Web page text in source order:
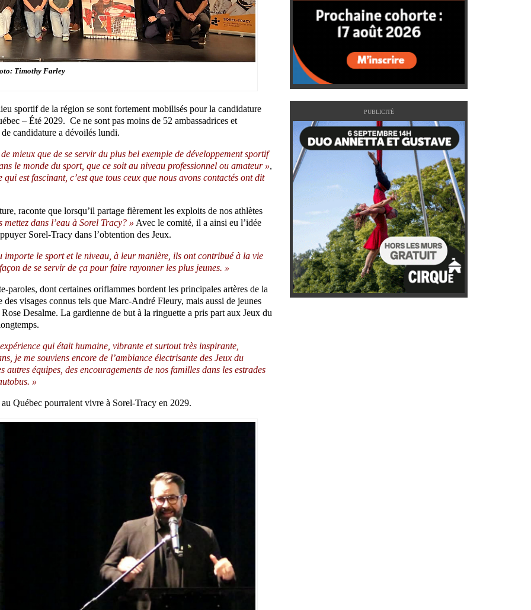
Timothy Farley
sportif de la région se sont fortement mobilisés pour la candidature
– Été 2029. Ce ne sont pas moins de 52 ambassadrices et
candidature a dévoilés lundi.
mieux que de se servir du plus bel exemple de développement sportif
le monde du sport, que ce soit au niveau professionnel ou amateur »,
qui est fascinant, c’est que tous ceux que nous avons contactés ont dit
raconte que lorsqu’il partage fièrement les exploits de nos athlètes
mettez dans l’eau à Sorel Tracy? » Avec le comité, il a ainsi eu l’idée
Sorel-Tracy dans l’obtention des Jeux.
importe le sport et le niveau, à leur manière, ils ont contribué à la vie
de se servir de ça pour faire rayonner les plus jeunes. »
paroles, dont certaines oriflammes bordent les principales artères de la
visages connus tels que Marc-André Fleury, mais aussi de jeunes
Desalme. La gardienne de but à la ringuette a pris part aux Jeux du
qui était humaine, vibrante et surtout très inspirante,
je me souviens encore de l’ambiance électrisante des Jeux du
autres équipes, des encouragements de nos familles dans les estrades
»
Québec pourraient vivre à Sorel-Tracy en 2029.
PUBLICITÉ